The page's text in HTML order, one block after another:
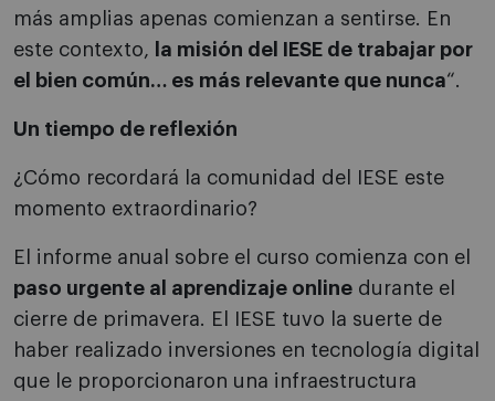
más amplias apenas comienzan a sentirse. En
este contexto,
la misión del IESE de trabajar por
el bien común… es más relevante que nunca“.
Un tiempo de reflexión
¿Cómo recordará la comunidad del IESE este
momento extraordinario?
El informe anual sobre el curso comienza con el
paso urgente al aprendizaje online durante el
cierre de primavera. El IESE tuvo la suerte de
haber realizado inversiones en tecnología digital
que le proporcionaron una infraestructura